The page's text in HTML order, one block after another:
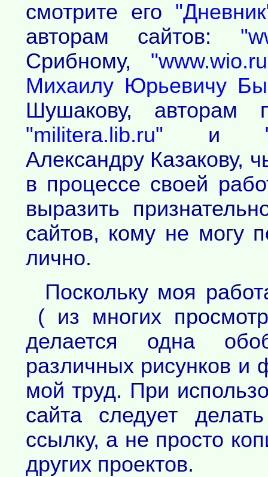
смотрите его
авторам сайтов:
Срибному,
Михаилу Юрьевичу
Шушакову, авторам
"militera.lib.ru" и
Александру Казакову,
в процессе своей
выразить
сайтов, кому не могу
лично.
Поскольку моя
( из многих
делается одна
различных рисунков и
мой труд. При
сайта следует
ссылку, а не просто
других проектов.